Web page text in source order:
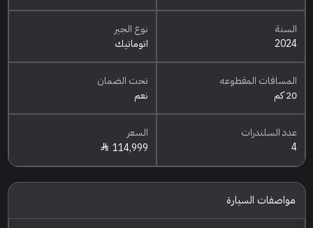
السنة
2024
نوع الجير
اتوماتيك
المسافات المقطوعه
20 كم
تحت الضمان
نعم
عدد السلندرات
4
السعر
114,999
مواصفات السيارة